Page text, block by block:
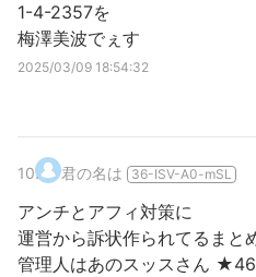
1-4-2357を
梅澤美波でぇす
2025/03/09 18:54:32
10. 君の名は 36-ISV-A0-mSL
アンチとアフィ対策に
運営から訴状作られてるまと
管理人はあのスッスさん